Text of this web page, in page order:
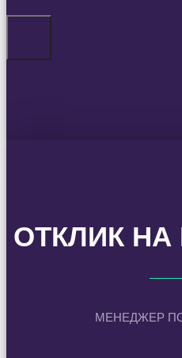
ОТКЛИК
МЕНЕДЖЕР